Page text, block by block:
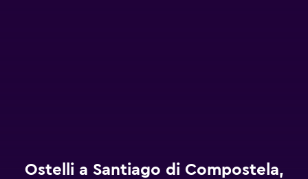
Ostelli a Santiago di Compostela,